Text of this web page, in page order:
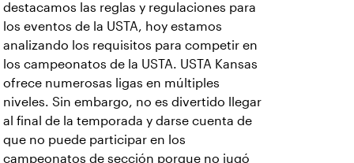
destacamos las reglas y regulaciones para
los eventos de la USTA, hoy estamos
analizando los requisitos para competir en
los campeonatos de la USTA. USTA Kansas
ofrece numerosas ligas en múltiples
niveles. Sin embargo, no es divertido llegar
al final de la temporada y darse cuenta de
que no puede participar en los
campeonatos de sección porque no jugó